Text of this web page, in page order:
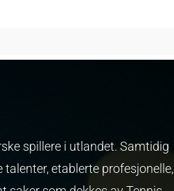
spillere i utlandet. Samtidig
talenter, etablerte profesjonelle,